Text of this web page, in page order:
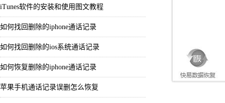
iTunes软件的安装和使用图文教程
如何找回删除的iphone通话记录
如何找回删除的ios系统通话记录
如何恢复删除的iphone通话记录
苹果手机通话记录误删怎么恢复